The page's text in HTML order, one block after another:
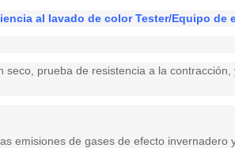
al lavado de color Tester/Equipo
prueba de resistencia a la
emisiones de gases de efecto